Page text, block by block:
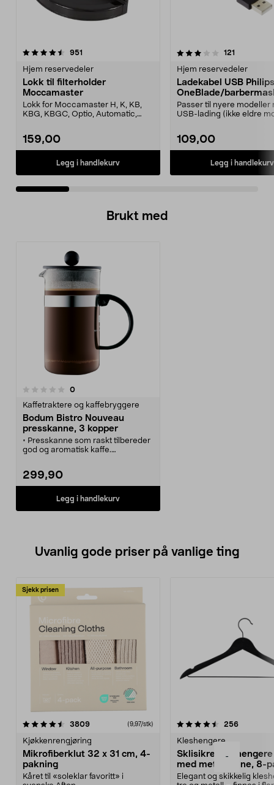
-
951
Hjem reservedeler
Lokk til filterholder
Moccamaster
Lokk for Moccamaster H, K, KB,
KBG, KBGC, Optio, Automatic,
159,00
Legg i handlekurv
3.5 av 5 stjerner 121
Hjem reservedeler
Ladekabel USB Philips
OneBlade/
Passer til nyere modeller
USB-lading (ikke eldre
109,00
Legg i handlekurv
4.5 av 5 stjerner
Brukt med
0anmeldelser
Kaffetraktere og kaffebryggere
Bodum Bistro Nouveau
presskanne, 3 kopper
• Presskanne som raskt tilbereder
god og aromatisk kaffe.
299,90
Legg i handlekurv
Uvanlig gode priser på vanlige ting
Sjekk prisen
3809anmeldelser(9,97/stk)
Kjøkkenrengjøring
Mikrofiberklut 32 x 31 cm, 4-
pakning
Kåret til «soleklar favoritt» i
4.5av 5 stjerner 256
Kleshengere
Sklisikre
med metallpinne, 8-
Elegant og skikkelig
4.5av 5 stjerner